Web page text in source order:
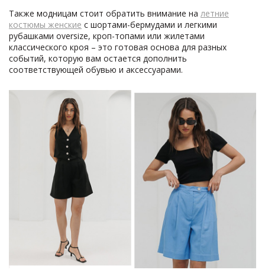
Также модницам стоит обратить внимание на летние
костюмы женские с шортами-бермудами и легкими
рубашками oversize, кроп-топами или жилетами
классического кроя – это готовая основа для разных
событий, которую вам остается дополнить
соответствующей обувью и аксессуарами.